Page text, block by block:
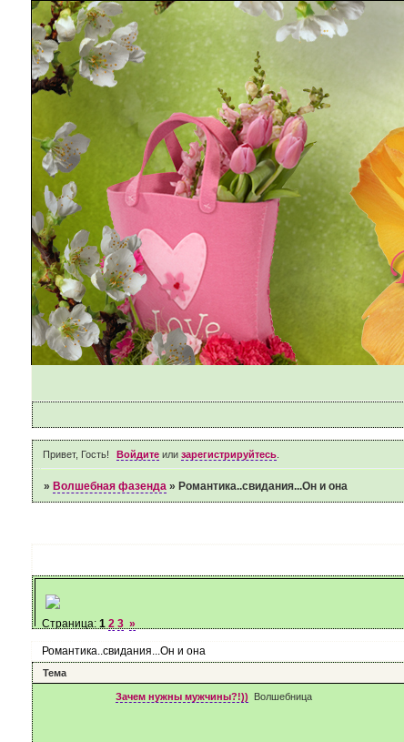
Привет, Гость! Войдите илизарегистрируйтесь
» Волшебная фазенда » Романтика..свидания...Он и она
Романтика..свидания...Он и она
Страница: 1 2 3 »
Тема
Зачем нужны мужчины?!)) Волшебница